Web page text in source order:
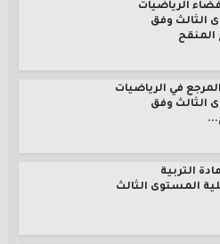
الرياضيات
الثالث وفق
المنقح
في الرياضيات
الثالث وفق
التربية
المستوى الثالث